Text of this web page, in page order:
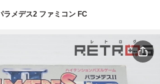
ラメデス2 ファミコン FC